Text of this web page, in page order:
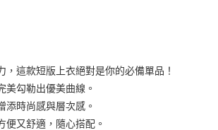
，這款短版上衣絕對是你的必備單品！
美勾勒出優美曲線。
添時尚感與層次感。
便又舒適，隨心搭配。